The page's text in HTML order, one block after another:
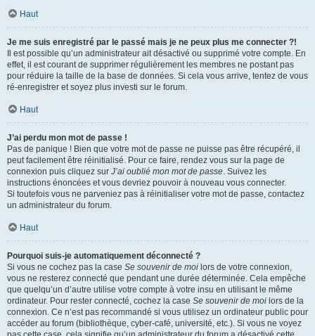
Haut
Je me suis enregistré par le passé mais je ne peux plus me connecter ?!
Il est possible qu’un administrateur ait désactivé ou supprimé votre compte. En
effet, il est courant de supprimer régulièrement les membres ne postant pas
pour réduire la taille de la base de données. Si cela vous arrive, tentez de vous
ré-enregistrer et soyez plus investi sur le forum.
Haut
J’ai perdu mon mot de passe !
Pas de panique ! Bien que votre mot de passe ne puisse pas être récupéré, il
peut facilement être réinitialisé. Pour ce faire, rendez vous sur la page de
connexion puis cliquez sur J’ai oublié mon mot de passe. Suivez les
instructions énoncées et vous devriez pouvoir à nouveau vous connecter.
Si toutefois vous ne parveniez pas à réinitialiser votre mot de passe, contactez
un administrateur du forum.
Haut
Pourquoi suis-je automatiquement déconnecté ?
Si vous ne cochez pas la case Se souvenir de moi lors de votre connexion,
vous ne resterez connecté que pendant une durée déterminée. Cela empêche
que quelqu’un d’autre utilise votre compte à votre insu en utilisant le même
ordinateur. Pour rester connecté, cochez la case Se souvenir de moi lors de la
connexion. Ce n’est pas recommandé si vous utilisez un ordinateur public pour
accéder au forum (bibliothèque, cyber-café, université, etc.). Si vous ne voyez